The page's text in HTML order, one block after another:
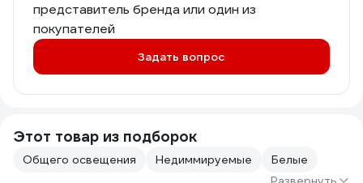
представитель бренда или один из
покупателей
Задать вопрос
Этот товар из подборок
Общего освещения Недиммируемые
Белые